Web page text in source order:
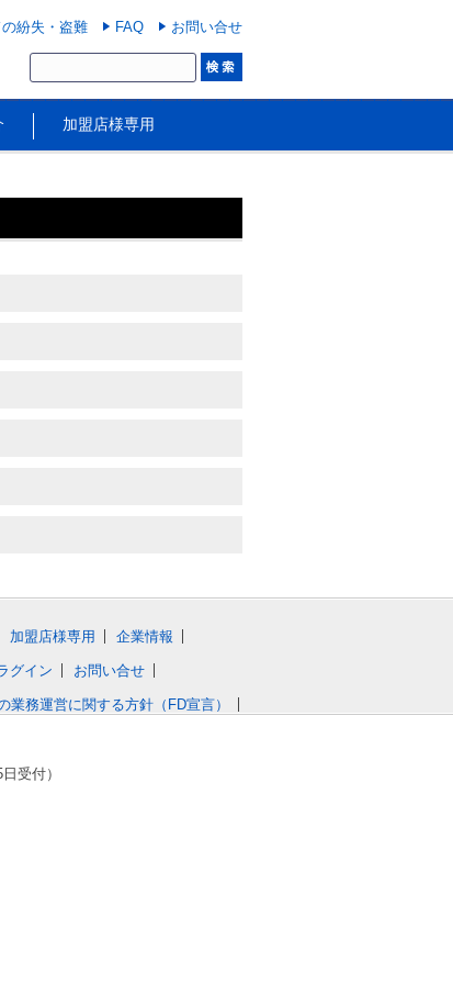
紛失・盗難 FAQ お問い合せ
加盟店様専用
加盟店様専用 企業情報
グイン お問い合せ
業務運営に関する方針（FD宣言）
受付）